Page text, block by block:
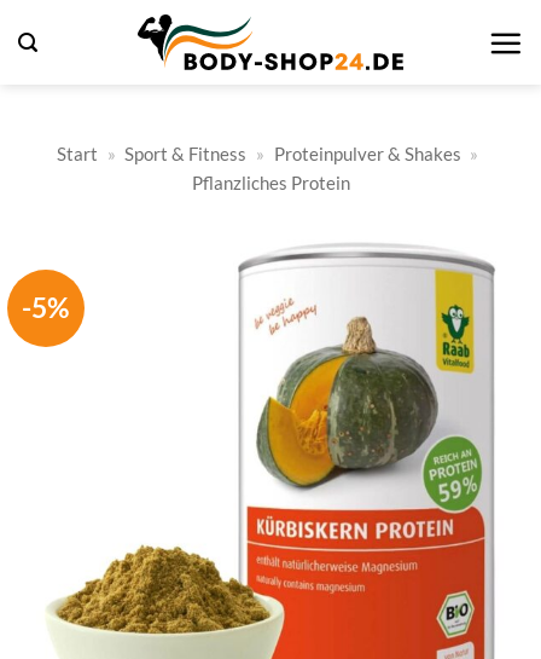
Inhalt
Start » Sport & Fitness » Proteinpulver & Shakes »
Pflanzliches Protein
-5%